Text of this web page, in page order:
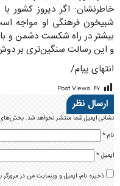
خاطرنشان: اگر دیروز کشور
شبیخون فرهنگی او مواجه
بیشتر در راه شکست دشمن و
و این رسالت سنگین‌تری بر
انتهای پیام/
Post Views: ۴۷
ارسال نظر
نشانی ایمیل شما منتشر نخواهد شد.بخش‌های
نام*
ایمیل*
ذخیره نام، ایمیل و وبسایت من در